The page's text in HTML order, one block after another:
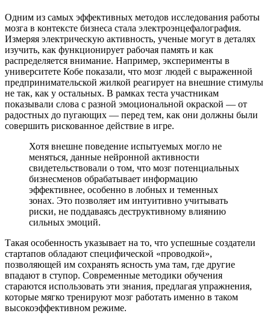
Одним из самых эффективных методов исследования работы
мозга в контексте бизнеса стала электроэнцефалография.
Измеряя электрическую активность, ученые могут в деталях
изучить, как функционирует рабочая память и как
распределяется внимание. Например, эксперименты в
университете Кобе показали, что мозг людей с выраженной
предпринимательской жилкой реагирует на внешние стимулы
не так, как у остальных. В рамках теста участникам
показывали слова с разной эмоциональной окраской — от
радостных до пугающих — перед тем, как они должны были
совершить рискованное действие в игре.
Хотя внешне поведение испытуемых могло не
меняться, данные нейронной активности
свидетельствовали о том, что мозг потенциальных
бизнесменов обрабатывает информацию
эффективнее, особенно в лобных и теменных
зонах. Это позволяет им интуитивно учитывать
риски, не поддаваясь деструктивному влиянию
сильных эмоций.
Такая особенность указывает на то, что успешные создатели
стартапов обладают специфической «проводкой»,
позволяющей им сохранять ясность ума там, где другие
впадают в ступор. Современные методики обучения
стараются использовать эти знания, предлагая упражнения,
которые мягко тренируют мозг работать именно в таком
высокоэффективном режиме.